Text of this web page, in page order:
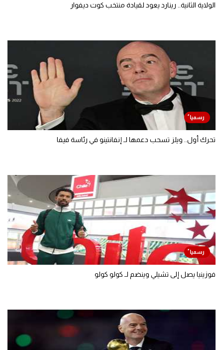
الولاية الثانية.. رينارد يعود لقيادة منتخب كوت ديفوار
تحرك أول.. ويلز تسحب دعمها لـ إنفانتينو في رئاسة فيفا
فوزينيا يصل إلى تشيلي وينضم لـ كولو كولو